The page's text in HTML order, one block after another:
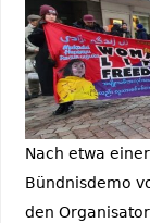
Nach etwa
Bündnisdemo
den